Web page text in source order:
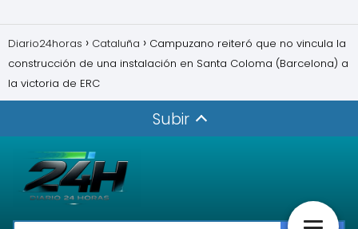
Diario24horas Cataluña
Campuzano reiteró que no vincula la
construcción de una instalación en Santa Coloma (Barcelona) a
la victoria de ERC
Subir